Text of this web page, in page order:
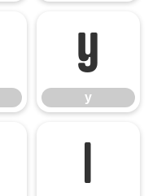
y
y
|